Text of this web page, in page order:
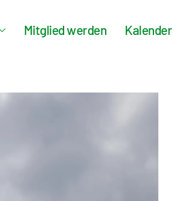
Mitglied werden Kalender